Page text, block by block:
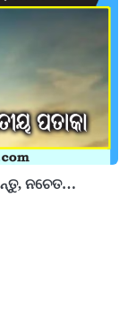
ନଚେତ…